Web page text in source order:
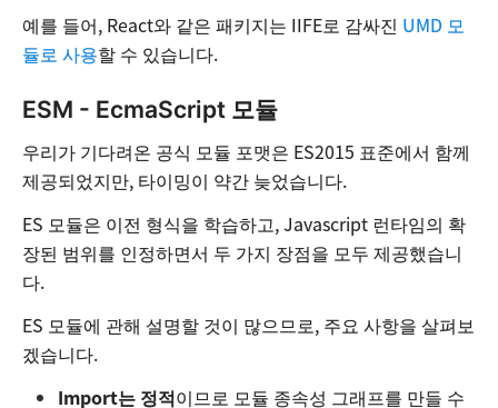
예를 들어, React와 같은 패키지는 IIFE로 감싸진 UMD 모
듈로 사용할 수 있습니다.
ESM - EcmaScript 모듈
우리가 기다려온 공식 모듈 포맷은 ES2015 표준에서 함께
제공되었지만, 타이밍이 약간 늦었습니다.
ES 모듈은 이전 형식을 학습하고, Javascript 런타임의 확
장된 범위를 인정하면서 두 가지 장점을 모두 제공했습니
다.
ES 모듈에 관해 설명할 것이 많으므로, 주요 사항을 살펴보
겠습니다.
Import는 정적이므로 모듈 종속성 그래프를 만들 수